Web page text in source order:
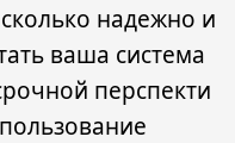
надежно и
ваша система
перспекти